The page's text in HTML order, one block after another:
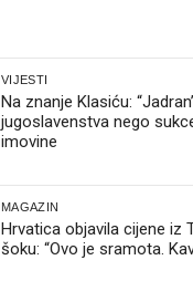
VIJESTI
Na znanje Klasiću:
jugoslavenstva nego
imovine
MAGAZIN
Hrvatica objavila cijene iz
šoku: “Ovo je sramota.